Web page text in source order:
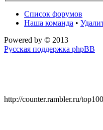
Список форумов
Наша команда •
Powered by © 2013
Русская поддержка phpBB
http://counter.rambler.ru/